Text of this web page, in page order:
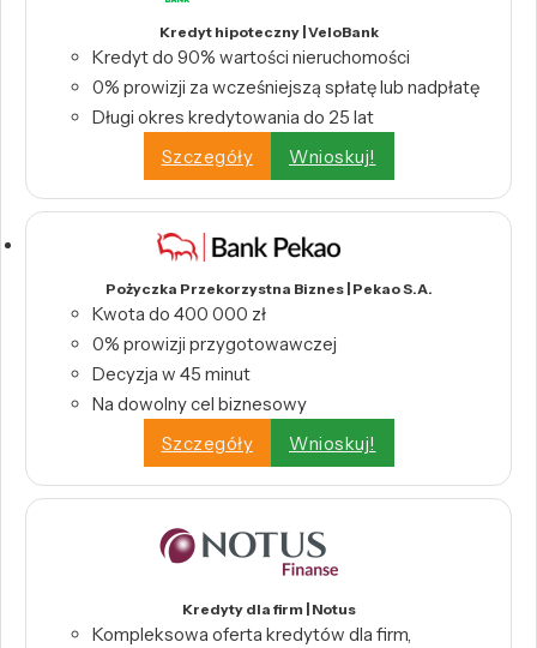
Kredyt hipoteczny | VeloBank
Kredyt do 90% wartości nieruchomości
0% prowizji za wcześniejszą spłatę lub nadpłatę
Długi okres kredytowania do 25 lat
Szczegóły
Wnioskuj!
Pożyczka Przekorzystna Biznes | Pekao S.A.
Kwota do 400 000 zł
0% prowizji przygotowawczej
Decyzja w 45 minut
Na dowolny cel biznesowy
Szczegóły
Wnioskuj!
Kredyty dla firm | Notus
Kompleksowa oferta kredytów dla firm,